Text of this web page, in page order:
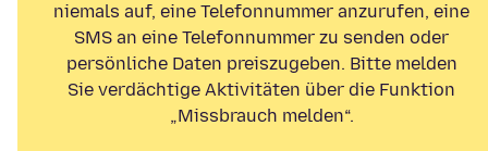
niemals auf, eine Telefonnummer anzurufen, eine
SMS an eine Telefonnummer zu senden oder
persönliche Daten preiszugeben. Bitte melden
Sie verdächtige Aktivitäten über die Funktion
„Missbrauch melden“.